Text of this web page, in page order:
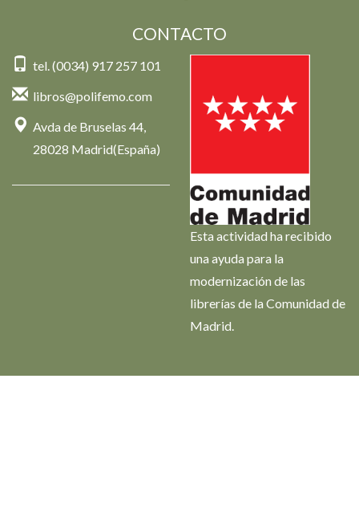
CONTACTO
tel. (0034) 917 257 101
libros@polifemo.com
Avda de Bruselas 44,
28028 Madrid(España)
Esta actividad ha recibido
una ayuda para la
modernización de las
librerías de la Comunidad de
Madrid.